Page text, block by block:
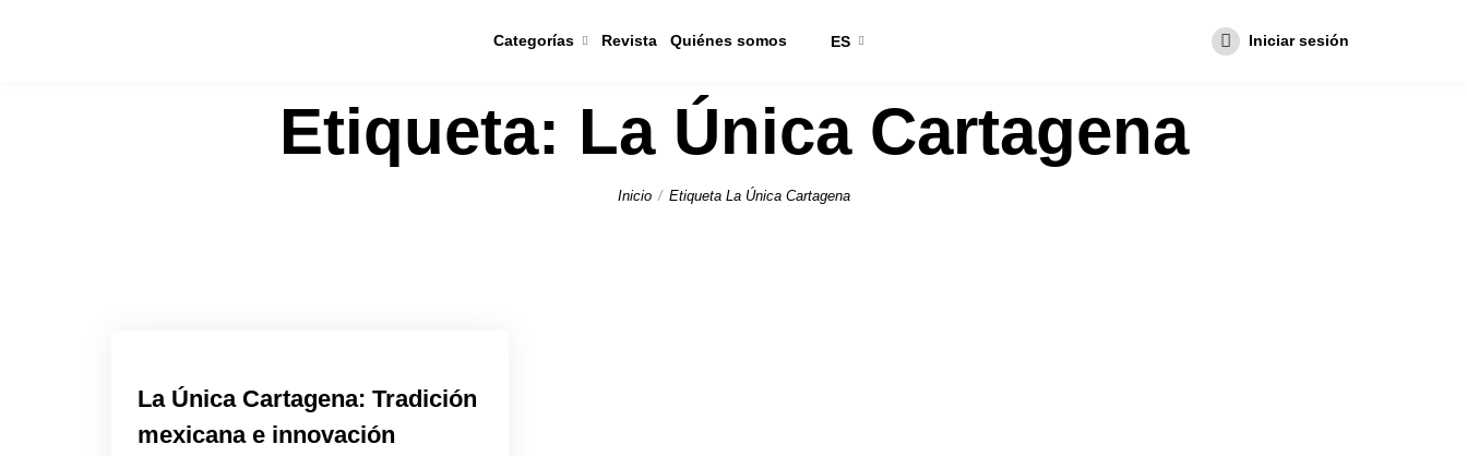
Categorías Revista Quiénes somos ES Iniciar sesión
Etiqueta: La Única Cartagena
Inicio Etiqueta La Única Cartagena
La Única Cartagena: Tradición
mexicana e innovación